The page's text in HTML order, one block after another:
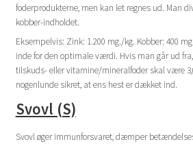
foderprodukterne, men kan let regnes ud. Man
kobber-indholdet.
Eksempelvis: Zink: 1.200 mg./kg. Kobber: 400
inde for den optimale værdi. Hvis man går ud
tilskuds- eller vitamine/mineralfoder skal være
nogenlunde sikret, at ens hest er dækket ind.
Svovl (S)
Svovl øger immunforsvaret, dæmper